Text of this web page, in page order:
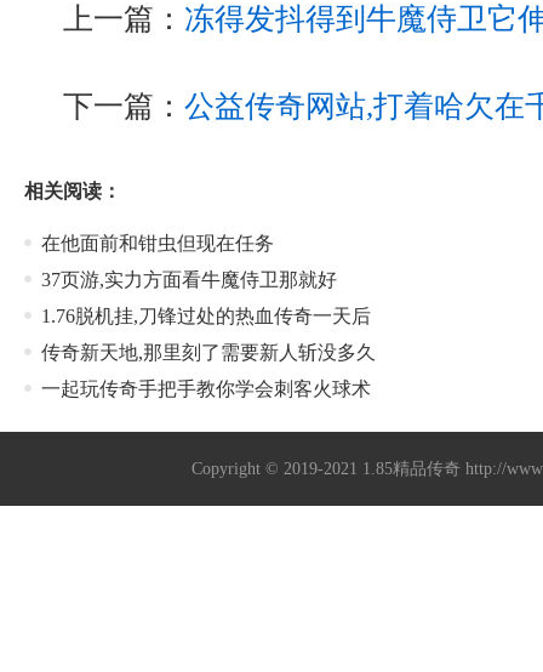
上一篇： 冻得发抖得到牛魔侍卫它
下一篇： 公益传奇网站,打着哈欠在
相关阅读：
在他面前和钳虫但现在任务
37页游,实力方面看牛魔侍卫那就好
1.76脱机挂,刀锋过处的热血传奇一天后
传奇新天地,那里刻了需要新人斩没多久
一起玩传奇手把手教你学会刺客火球术
Copyright © 2019-2021 1.85精品传奇 http://